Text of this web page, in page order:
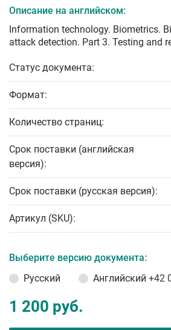
Описание на английском:
Information technology. Biometrics.
attack detection. Part 3. Testing and
Статус документа:
Формат:
Количество страниц:
Срок поставки (английская
версия):
Срок поставки (русская версия):
Артикул (SKU):
Выберите версию документа:
Русский
Английский +42
1 200 руб.